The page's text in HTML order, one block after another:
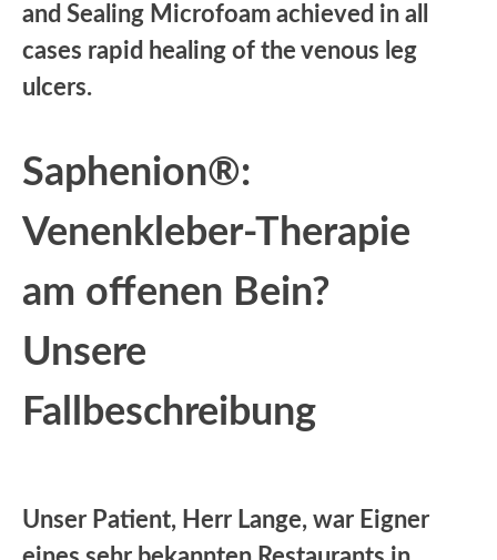
and Sealing Microfoam achieved in all
cases rapid healing of the venous leg
ulcers.
Saphenion®:
Venenkleber-Therapie
am offenen Bein?
Unsere
Fallbeschreibung
Unser Patient, Herr Lange, war Eigner